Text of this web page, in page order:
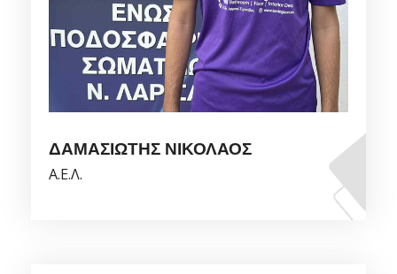
ΔΑΜΑΣΙΩΤΗΣ ΝΙΚΟΛΑΟΣ
Α.Ε.Λ.